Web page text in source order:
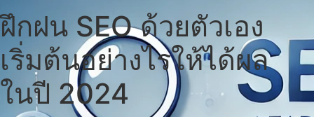
ฝึกฝน SEO ด้วยตัวเอง
เริ่มต้นอย่างไรให้ได้ผล
ในปี 2024